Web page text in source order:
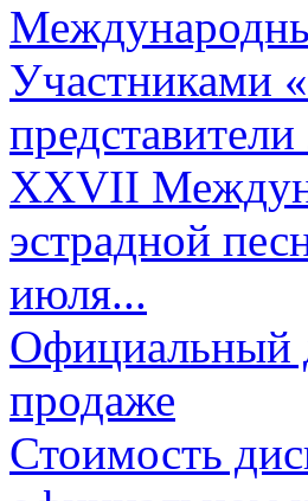
Участниками
XXVII
эстрадной
июля...
Официальный
продаже
Стоимость